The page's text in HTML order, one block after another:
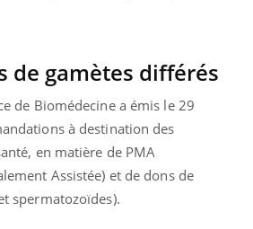
de gamètes différés
de Biomédecine a émis le 29
à destination des
en matière de PMA
Assistée) et de dons de
spermatozoïdes).